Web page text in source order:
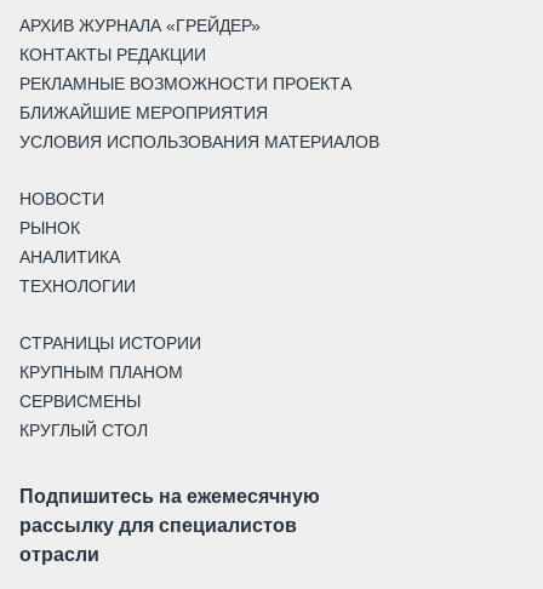
АРХИВ ЖУРНАЛА «ГРЕЙДЕР»
КОНТАКТЫ РЕДАКЦИИ
РЕКЛАМНЫЕ ВОЗМОЖНОСТИ ПРОЕКТА
БЛИЖАЙШИЕ МЕРОПРИЯТИЯ
УСЛОВИЯ ИСПОЛЬЗОВАНИЯ МАТЕРИАЛОВ
НОВОСТИ
РЫНОК
АНАЛИТИКА
ТЕХНОЛОГИИ
СТРАНИЦЫ ИСТОРИИ
КРУПНЫМ ПЛАНОМ
СЕРВИСМЕНЫ
КРУГЛЫЙ СТОЛ
Подпишитесь на ежемесячную
рассылку для специалистов
отрасли